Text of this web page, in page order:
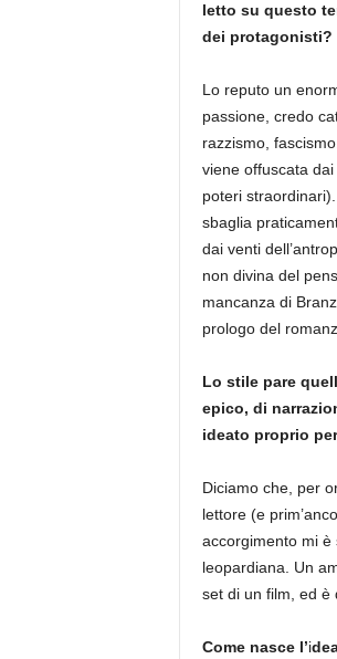
letto su questo
dei protagonisti?
Lo reputo un
passione, credo
razzismo,
viene offuscata
poteri
sbaglia
dai venti
non divina del
mancanza di
prologo del
Lo stile pare
epico, di
ideato proprio
Diciamo che, per
lettore (e
accorgimento mi è
leopardiana. Un
set di un film, ed è
Come nasce l’i